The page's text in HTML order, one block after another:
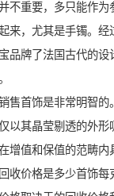
不重要，多只能作为
来，尤其是手镯。经
品牌了法国古代的设
首饰是非常明智的
以其晶莹剔透的外形
增值和保值的范畴内
收价格是多少首饰每